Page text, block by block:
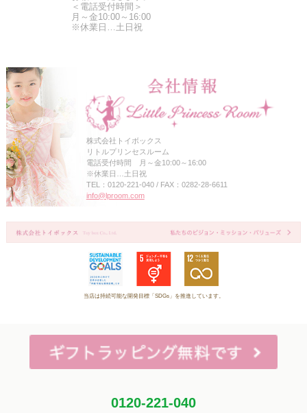
＜電話受付時間＞
月～金10:00～16:00
※休業日…土日祝
株式会社トイボックス
リトルプリンセスルーム
電話受付時間 月～金10:00～16:00
※休業日…土日祝
TEL：0120-221-040 / FAX：0282-28-6611
info@lproom.com
当店は持続可能な開発目標「SDGs」を推進しています。
0120-221-040